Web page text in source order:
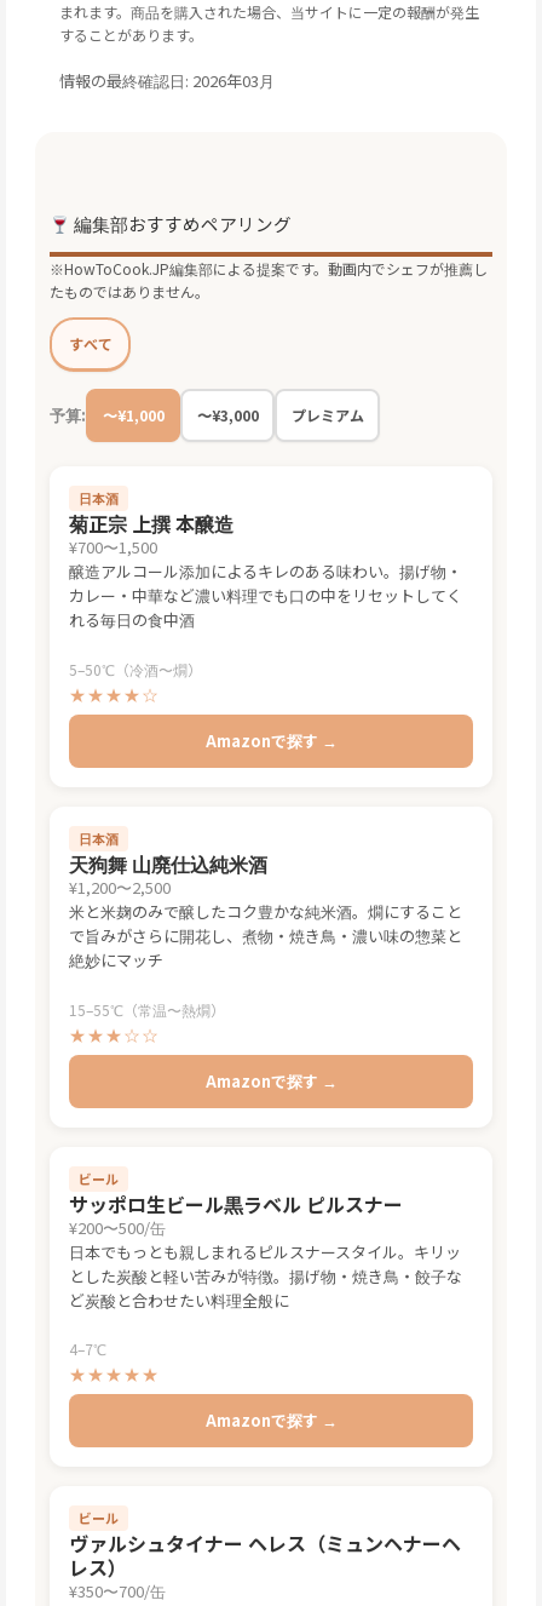
まれます。商品を購入された場合、当サイトに一定の報酬が発生
することがあります。
情報の最終確認日: 2026年03月
編集部おすすめペアリング
※HowToCook.JP編集部による提案です。動画内でシェフが推薦し
たものではありません。
すべて
予算: 〜¥1,000 〜¥3,000 プレミアム
日本酒
菊正宗 上撰 本醸造
¥700〜1,500
醸造アルコール添加によるキレのある味わい。揚げ物・
カレー・中華など濃い料理でも口の中をリセットしてく
れる毎日の食中酒
5–50℃（冷酒〜燗）
★★★★☆
Amazonで探す →
日本酒
天狗舞 山廃仕込純米酒
¥1,200〜2,500
米と米麹のみで醸したコク豊かな純米酒。燗にすること
で旨みがさらに開花し、煮物・焼き鳥・濃い味の惣菜と
絶妙にマッチ
15–55℃（常温〜熱燗）
★★★☆☆
Amazonで探す →
ビール
サッポロ生ビール黒ラベル ピルスナー
¥200〜500/缶
日本でもっとも親しまれるピルスナースタイル。キリッ
とした炭酸と軽い苦みが特徴。揚げ物・焼き鳥・餃子な
ど炭酸と合わせたい料理全般に
4–7℃
★★★★★
Amazonで探す →
ビール
ヴァルシュタイナー ヘレス（ミュンヘナーヘ
レス）
¥350〜700/缶